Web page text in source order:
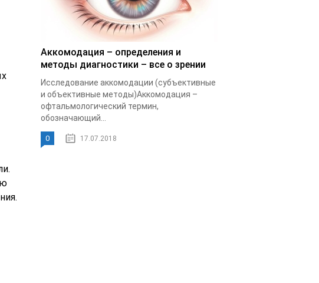
Аккомодация – определения и
методы диагностики – все о зрении
Исследование аккомодации (субъективные
и объективные методы)Аккомодация –
офтальмологический термин,
обозначающий...
0 17.07.2018